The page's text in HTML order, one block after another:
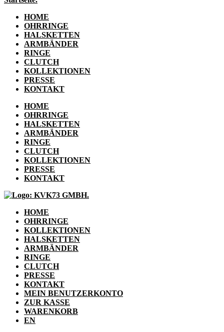
HOME
OHRRINGE
HALSKETTEN
ARMBÄNDER
RINGE
CLUTCH
KOLLEKTIONEN
PRESSE
KONTAKT
HOME
OHRRINGE
HALSKETTEN
ARMBÄNDER
RINGE
CLUTCH
KOLLEKTIONEN
PRESSE
KONTAKT
HOME
OHRRINGE
KOLLEKTIONEN
HALSKETTEN
ARMBÄNDER
RINGE
CLUTCH
PRESSE
KONTAKT
MEIN BENUTZERKONTO
ZUR KASSE
WARENKORB
EN